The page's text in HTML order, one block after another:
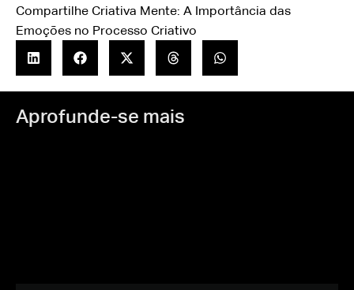
Compartilhe Criativa Mente: A Importância das
Emoções no Processo Criativo
Aprofunde-se mais